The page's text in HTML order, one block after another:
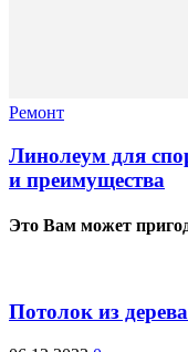
Ремонт
Линолеум для
и преимущества
Это Вам может
Потолок из